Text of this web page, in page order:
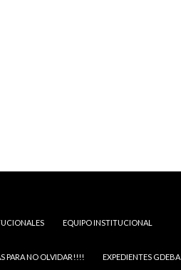
EQUIPO INSTITUCIONAL
PARA NO OLVIDAR!!!! EXPEDIENTES GDEBA